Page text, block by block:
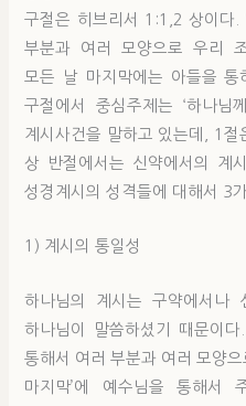
구절은 히브리서 1:1,2 상이다.
부분과 여러 모양으로 우리
모든 날 마지막에는 아들을 통
구절에서 중심주제는 ‘하나님
계시사건을 말하고 있는데, 1절
상 반절에서는 신약에서의 계
성경계시의 성격들에 대해서 3
1) 계시의 통일성
하나님의 계시는 구약에서나
하나님이 말씀하셨기 때문이
통해서 여러 부분과 여러 모양
마지막’에 예수님을 통해서